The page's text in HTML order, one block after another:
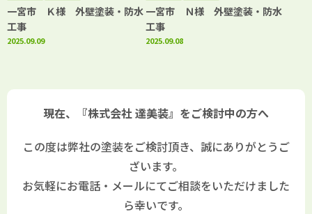
一宮市 Ｋ様 外壁塗装・防水
工事
2025.09.09
一宮市 Ｎ様 外壁塗装・防水
工事
2025.09.08
現在、『株式会社 達美装』をご検討中の方へ
この度は弊社の塗装をご検討頂き、誠にありがとうご
ざいます。
お気軽にお電話・メールにてご相談をいただけました
ら幸いです。